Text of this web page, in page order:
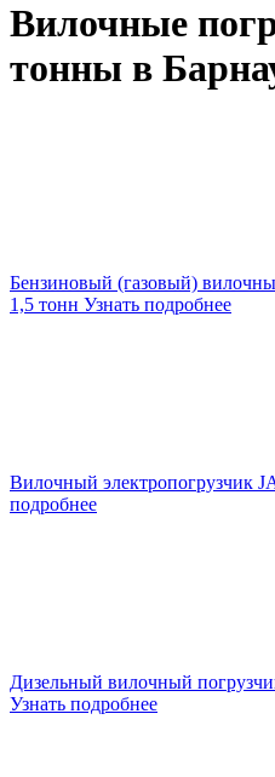
Вилочные
тонны в
Бензиновый (газовый)
1,5 тонн Узнать подробнее
Вилочный электропогрузчик
подробнее
Дизельный вилочный
Узнать подробнее